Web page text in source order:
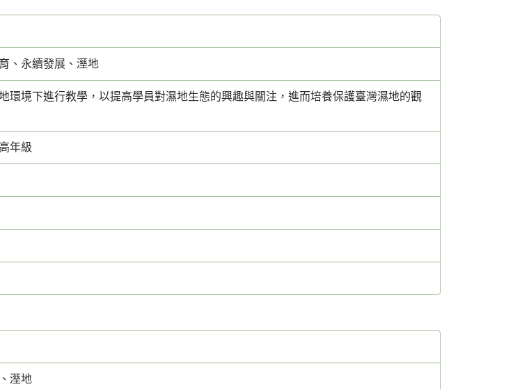
、永續發展、溼地
環境下進行教學，以提高學員對濕地生態的興趣與關注，進而培養保護臺灣濕地的觀
年級
溼地